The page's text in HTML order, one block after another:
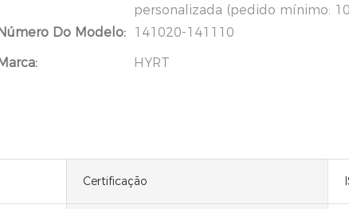
personalizada (pedido mínimo:
Do Modelo:
141020-141110
HYRT
Certificação